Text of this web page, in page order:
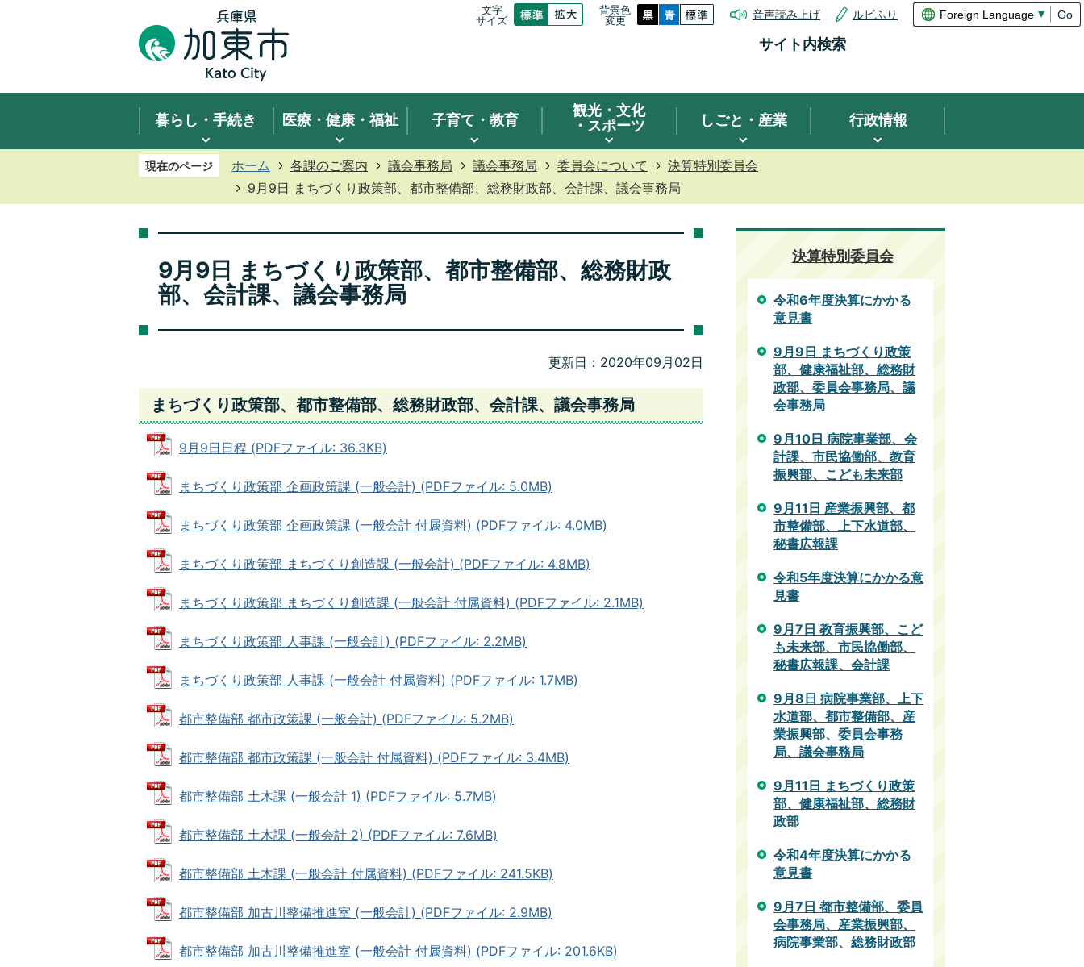
文字
サイズ
背景色
変更
音声読み上げ ルビふり Go
サイト内検索
暮らし・手続き 医療・健康・福祉 子育て・教育
観光 ・文化
・スポーツ
しごと・産業 行政情報
現在のページ ホーム 各課のご案内 議会事務局 議会事務局 委員会について
決算特別委員会
9月9日 まちづくり政策部、都市整備部、総務財政部、会計課、議会事務局
9月9日 まちづくり政策部、都市整備部、総務財政
部、会計課、議会事務局
更新日：2020年09月02日
まちづくり政策部、都市整備部、総務財政部、会計課、議会事務局
9月9日日程 (PDFファイル: 36.3KB)
まちづくり政策部 企画政策課 (一般会計) (PDFファイル: 5.0MB)
まちづくり政策部 企画政策課 (一般会計 付属資料) (PDFファイル: 4.0MB)
まちづくり政策部 まちづくり創造課 (一般会計) (PDFファイル: 4.8MB)
まちづくり政策部 まちづくり創造課 (一般会計 付属資料) (PDFファイル: 2.1MB)
まちづくり政策部 人事課 (一般会計) (PDFファイル: 2.2MB)
まちづくり政策部 人事課 (一般会計 付属資料) (PDFファイル: 1.7MB)
都市整備部 都市政策課 (一般会計) (PDFファイル: 5.2MB)
都市整備部 都市政策課 (一般会計 付属資料) (PDFファイル: 3.4MB)
都市整備部 土木課 (一般会計 1) (PDFファイル: 5.7MB)
都市整備部 土木課 (一般会計 2) (PDFファイル: 7.6MB)
都市整備部 土木課 (一般会計 付属資料) (PDFファイル: 241.5KB)
都市整備部 加古川整備推進室 (一般会計) (PDFファイル: 2.9MB)
都市整備部 加古川整備推進室 (一般会計 付属資料) (PDFファイル: 201.6KB)
決算特別委員会
令和6年度決算にかかる
意見書
9月9日 まちづくり政策
部、健康福祉部、総務財
政部、委員会事務局、議
会事務局
9月10日 病院事業部、会
計課、市民協働部、教育
振興部、こども未来部
9月11日 産業振興部、都
市整備部、上下水道部、
秘書広報課
令和5年度決算にかかる意
見書
9月7日 教育振興部、こど
も未来部、市民協働部、
秘書広報課、会計課
9月8日 病院事業部、上下
水道部、都市整備部、産
業振興部、委員会事務
局、議会事務局
9月11日 まちづくり政策
部、健康福祉部、総務財
政部
令和4年度決算にかかる
意見書
9月7日 都市整備部、委員
会事務局、産業振興部、
病院事業部、総務財政部